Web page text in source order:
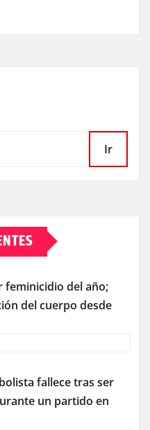
Ir
feminicidio del año;
del cuerpo desde
fallece tras ser
un partido en